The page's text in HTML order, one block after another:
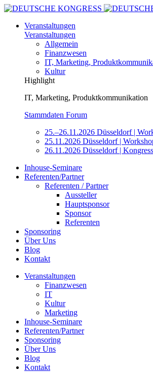
Veranstaltungen
Veranstaltungen
Allgemein
Finanzwesen
IT, Marketing,
Kultur
Highlight
IT, Marketing, Produktkommunikation
Stammdaten Forum
25.–26.11.2026 Düsseldorf |
25.11.2026 Düsseldorf |
26.11.2026 Düsseldorf |
Inhouse-Seminare
Referenten/Partner
Referenten / Partner
Aussteller
Hauptsponsor
Sponsor
Referenten
Sponsoring
Über Uns
Blog
Kontakt
Veranstaltungen
Finanzwesen
IT
Kultur
Marketing
Inhouse-Seminare
Referenten/Partner
Sponsoring
Über Uns
Blog
Kontakt